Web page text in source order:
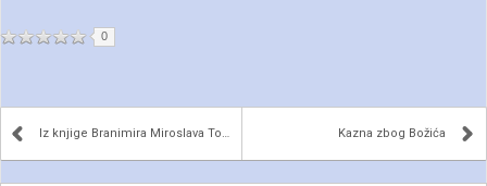
0
Kazna zbog Božića